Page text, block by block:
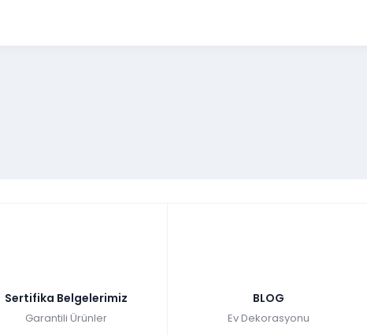
Sertifika Belgelerimiz
Garantili Ürünler
BLOG
Ev Dekorasyonu